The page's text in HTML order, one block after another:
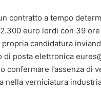
contratto a tempo
euro lordi con 39
candidatura
di posta elettronica
confermare l’assenza
nella verniciatura